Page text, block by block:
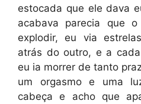
estocada que ele dava
acabava parecia que
explodir, eu via
atrás do outro, e a
eu ia morrer de tanto
um orgasmo e uma
cabeça e acho que